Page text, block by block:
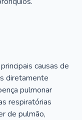
causas de
diretamente
pulmonar
respiratórias
de pulmão,